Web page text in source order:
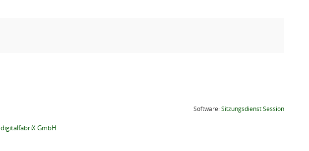
Software:SitzungsdienstSession(Wird in
digitalfabriX GmbH